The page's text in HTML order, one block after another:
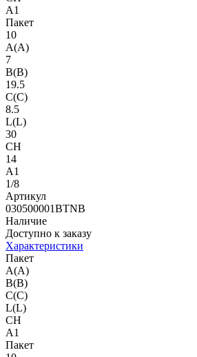
A1
Пакет
10
A(A)
7
B(B)
19.5
C(C)
8.5
L(L)
30
CH
14
A1
1/8
Артикул
030500001BTNB
Наличие
Доступно к заказу
Характеристики
Пакет
A(A)
B(B)
C(C)
L(L)
CH
A1
Пакет